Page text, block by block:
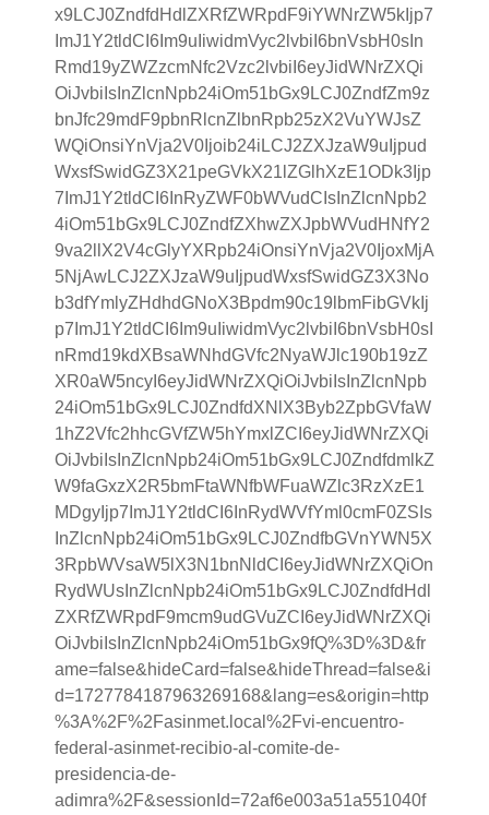
x9LCJ0ZndfdHdlZXRfZWRpdF9iYWNrZW5kIjp7
ImJ1Y2tldCI6Im9uIiwidmVyc2lvbiI6bnVsbH0sIn
Rmd19yZWZzcmNfc2Vzc2lvbiI6eyJidWNrZXQi
OiJvbiIsInZlcnNpb24iOm51bGx9LCJ0ZndfZm9z
bnJfc29mdF9pbnRlcnZlbnRpb25zX2VuYWJsZ
WQiOnsiYnVja2V0Ijoib24iLCJ2ZXJzaW9uIjpud
WxsfSwidGZ3X21peGVkX21lZGlhXzE1ODk3Ijp
7ImJ1Y2tldCI6InRyZWF0bWVudCIsInZlcnNpb2
4iOm51bGx9LCJ0ZndfZXhwZXJpbWVudHNfY2
9va2llX2V4cGlyYXRpb24iOnsiYnVja2V0IjoxMjA
5NjAwLCJ2ZXJzaW9uIjpudWxsfSwidGZ3X3No
b3dfYmlyZHdhdGNoX3Bpdm90c19lbmFibGVkIj
p7ImJ1Y2tldCI6Im9uIiwidmVyc2lvbiI6bnVsbH0sI
nRmd19kdXBsaWNhdGVfc2NyaWJlc190b19zZ
XR0aW5ncyI6eyJidWNrZXQiOiJvbiIsInZlcnNpb
24iOm51bGx9LCJ0ZndfdXNlX3Byb2ZpbGVfaW
1hZ2Vfc2hhcGVfZW5hYmxlZCI6eyJidWNrZXQi
OiJvbiIsInZlcnNpb24iOm51bGx9LCJ0ZndfdmlkZ
W9faGxzX2R5bmFtaWNfbWFuaWZlc3RzXzE1
MDgyIjp7ImJ1Y2tldCI6InRydWVfYml0cmF0ZSIs
InZlcnNpb24iOm51bGx9LCJ0ZndfbGVnYWN5X
3RpbWVsaW5lX3N1bnNldCI6eyJidWNrZXQiOn
RydWUsInZlcnNpb24iOm51bGx9LCJ0ZndfdHdl
ZXRfZWRpdF9mcm9udGVuZCI6eyJidWNrZXQi
OiJvbiIsInZlcnNpb24iOm51bGx9fQ%3D%3D&fr
ame=false&hideCard=false&hideThread=false&i
d=1727784187963269168&lang=es&origin=http
%3A%2F%2Fasinmet.local%2Fvi-encuentro-
federal-asinmet-recibio-al-comite-de-
presidencia-de-
adimra%2F&sessionId=72af6e003a51a551040f